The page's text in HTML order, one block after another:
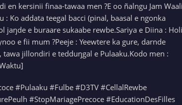
en kersinii finaa-tawaa men ?E oo ñalngu Jam Waali
: Ko addata teegal bacci (pinal, baasal e ngonka
jaŋde e buraare sukaabe rewbe.Sariya e Diina : Holi
e fii mum ?Peeje : Yeewtere ka gure, darnde
tawa jillondiri e tedduŋgal e Pulaaku.Kodo men :
#Pulaaku #Fulbe #D3TV #CellalRewbe
#StopMariagePrecoce #EducationDesFilles